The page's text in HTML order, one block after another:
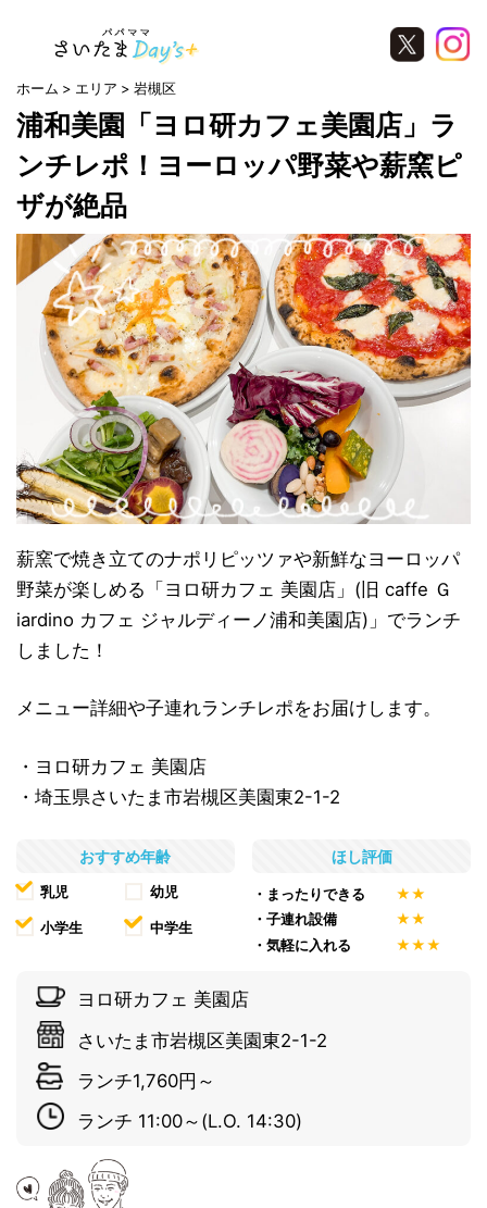
ホーム エリア 岩槻区
浦和美園「ヨロ研カフェ美園店」ラ
ンチレポ！ヨーロッパ野菜や薪窯ピ
ザが絶品
薪窯で焼き立てのナポリピッツァや新鮮なヨーロッパ
野菜が楽しめる「ヨロ研カフェ 美園店」(旧 caffe Ｇ
iardino カフェ ジャルディーノ浦和美園店)」でランチ
しました！
メニュー詳細や子連れランチレポをお届けします。
・ヨロ研カフェ 美園店
・埼玉県さいたま市岩槻区美園東2-1-2
おすすめ年齢
乳児 幼児
小学生 中学生
ほし評価
・まったりできる
★★
・子連れ設備
★★
・気軽に入れる
★★★
ヨロ研カフェ 美園店
さいたま市岩槻区美園東2-1-2
ランチ1,760円～
ランチ 11:00～(L.O. 14:30)
パパママチェックポイント